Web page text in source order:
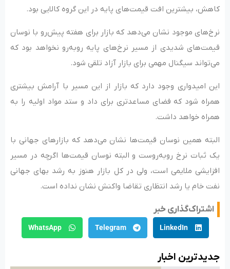
کاهش، بیشترین افت قیمت‌های پایه در این گروه کالایی بود.
نرخ‌های موجود نشان می‌دهد که بازار برای هفته پیش‌رو با نوسان
قیمت‌های شدیدی از مسیر نرخ‌های پایه روبه‌رو نخواهد بود که
می‌تواند سیگنال مهمی برای بازار آزاد تلقی شود.
این امیدواری وجود دارد که بازار از این مسیر با آرامش بیشتری
همراه شود که فضای مساعدتری برای داد و ستد مواد اولیه را به
همراه خواهد داشت.
البته همین نوسان قیمت‌ها نشان می‌دهد که بازارهای جهانی با
یک ثبات نرخ روبه‌روست و البته نوسان قیمت‌ها اگرچه در مسیر
افزایشی ملایمی است، ولی در کل بازار هنوز به رشد بهای جهانی
نفت خام یا رشد انتظاری تقاضا واکنش نشان نداده است.
اشتراک‌گذاری خبر
LinkedIn
Telegram
WhatsApp
جدید‌ترین اخبار